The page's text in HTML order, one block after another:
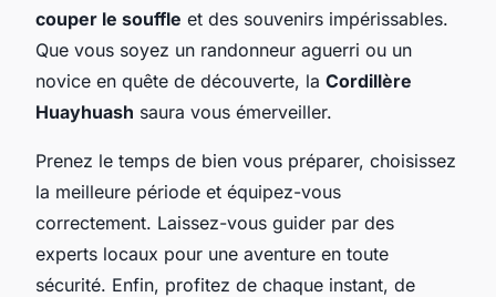
couper le souffle et des souvenirs impérissables.
Que vous soyez un randonneur aguerri ou un
novice en quête de découverte, la Cordillère
Huayhuash saura vous émerveiller.
Prenez le temps de bien vous préparer, choisissez
la meilleure période et équipez-vous
correctement. Laissez-vous guider par des
experts locaux pour une aventure en toute
sécurité. Enfin, profitez de chaque instant, de